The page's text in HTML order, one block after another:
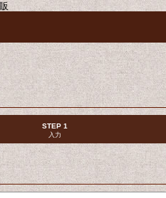
STEP 1
入力